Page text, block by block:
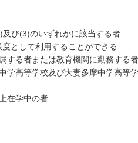
び(3)のいずれかに該当する者
として利用することができる
する者または教育機関に勤務する者
学高等学校及び大妻多摩中学高等
在学中の者